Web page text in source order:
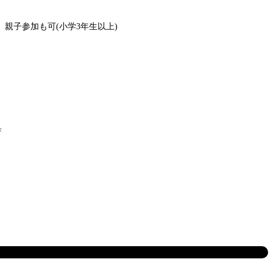
親子参加も可(小学3年生以上)